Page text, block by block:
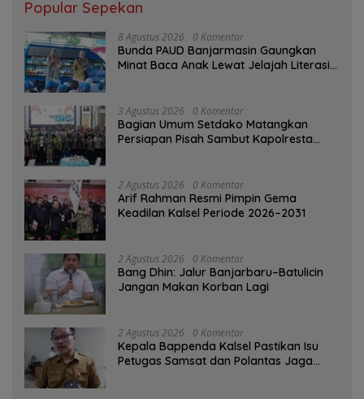
Popular Sepekan
8 Agustus 2026 0 Komentar
Bunda PAUD Banjarmasin Gaungkan
Minat Baca Anak Lewat Jelajah Literasi
3 Agustus 2026 0 Komentar
Bagian Umum Setdako Matangkan
Persiapan Pisah Sambut Kapolresta
2 Agustus 2026 0 Komentar
Arif Rahman Resmi Pimpin Gema
Keadilan Kalsel Periode 2026–2031
2 Agustus 2026 0 Komentar
Bang Dhin: Jalur Banjarbaru–Batulicin
Jangan Makan Korban Lagi
2 Agustus 2026 0 Komentar
Kepala Bappenda Kalsel Pastikan Isu
Petugas Samsat dan Polantas Jaga